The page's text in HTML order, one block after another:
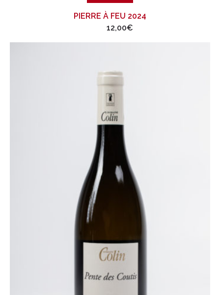
PIERRE À FEU 2024
12,00€